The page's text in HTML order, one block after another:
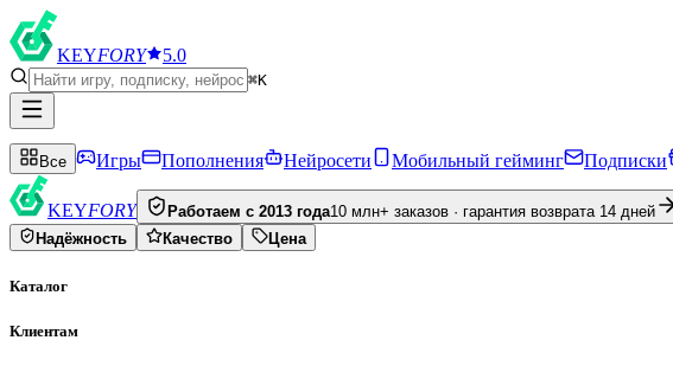
KEYFORY 5.0
⌘K
Все Игры Пополнения Нейросети Мобильный гейминг Подписки
KEYFORY Работаем с 2013 года10 млн+ заказов · гарантия возврата 14 дней
Надёжность
Качество Цена
Каталог
Клиентам